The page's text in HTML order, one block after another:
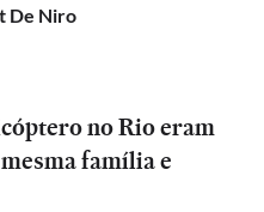
De Niro
no Rio eram
família e